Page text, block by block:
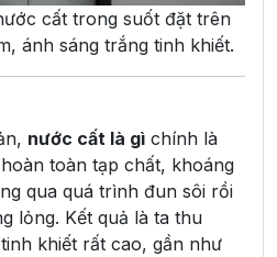
cất trong suốt đặt trên
ánh sáng trắng tinh khiết.
nước cất là gì chính là
toàn tạp chất, khoáng
qua quá trình đun sôi rồi
lỏng. Kết quả là ta thu
khiết rất cao, gần như